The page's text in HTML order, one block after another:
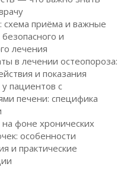
схема приёма и важные
и
лечения
в лечении остеопороза:
и показания
пациентов с
печени: специфика
фоне хронических
особенности
и практические